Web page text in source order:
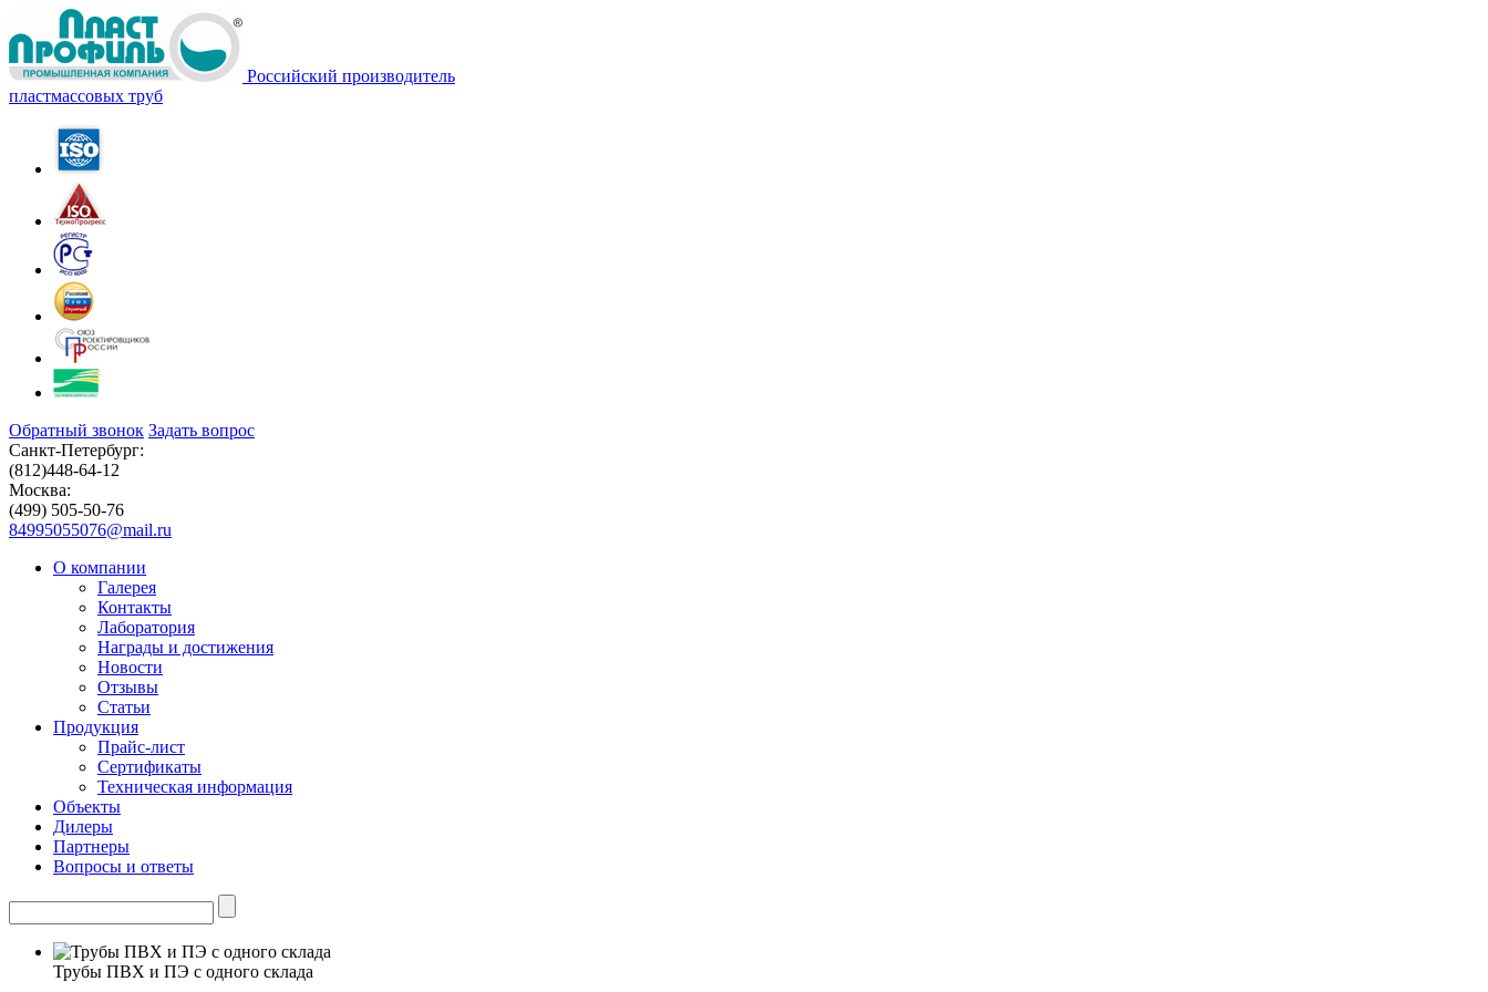
Российский производитель
пластмассовых труб
Обратный звонок Задать вопрос
Санкт-Петербург:
(812)448-64-12
Москва:
(499) 505-50-76
84995055076@mail.ru
О компании
Галерея
Контакты
Лаборатория
Награды и достижения
Новости
Отзывы
Статьи
Продукция
Прайс-лист
Сертификаты
Техническая информация
Объекты
Дилеры
Партнеры
Вопросы и ответы
Трубы ПВХ и ПЭ с одного склада